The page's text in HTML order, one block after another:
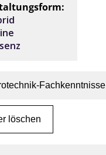
Fachkenntnisse
löschen